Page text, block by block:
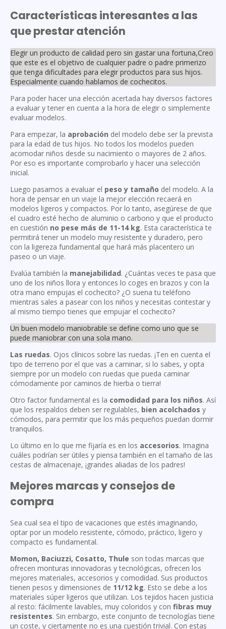
Características interesantes a las
que prestar atención
Elegir un producto de calidad pero sin gastar una fortuna,Creo
que este es el objetivo de cualquier padre o padre primerizo
que tenga dificultades para elegir productos para sus hijos.
Especialmente cuando hablamos de cochecitos.
Para poder hacer una elección acertada hay diversos factores
a evaluar y tener en cuenta a la hora de elegir o simplemente
evaluar modelos.
Para empezar, la aprobación del modelo debe ser la prevista
para la edad de tus hijos. No todos los modelos pueden
acomodar niños desde su nacimiento o mayores de 2 años.
Por eso es importante comprobarlo y hacer una selección
inicial.
Luego pasamos a evaluar el peso y tamaño del modelo. A la
hora de pensar en un viaje la mejor elección recaerá en
modelos ligeros y compactos. Por lo tanto, asegúrese de que
el cuadro esté hecho de aluminio o carbono y que el producto
en cuestión no pese más de 11-14 kg. Esta característica te
permitirá tener un modelo muy resistente y duradero, pero
con la ligereza fundamental que hará más placentero un
paseo o un viaje.
Evalúa también la manejabilidad. ¿Cuántas veces te pasa que
uno de los niños llora y entonces lo coges en brazos y con la
otra mano empujas el cochecito? ¿O suena tu teléfono
mientras sales a pasear con los niños y necesitas contestar y
al mismo tiempo tienes que empujar el cochecito?
Un buen modelo maniobrable se define como uno que se
puede maniobrar con una sola mano.
Las ruedas. Ojos clínicos sobre las ruedas. ¡Ten en cuenta el
tipo de terreno por el que vas a caminar, si lo sabes, y opta
siempre por un modelo con ruedas que pueda caminar
cómodamente por caminos de hierba o tierra!
Otro factor fundamental es la comodidad para los niños. Así
que los respaldos deben ser regulables, bien acolchados y
cómodos, para permitir que los más pequeños puedan dormir
tranquilos.
Lo último en lo que me fijaría es en los accesorios. Imagina
cuáles podrían ser útiles y piensa también en el tamaño de las
cestas de almacenaje, ¡grandes aliadas de los padres!
Mejores marcas y consejos de
compra
Sea cual sea el tipo de vacaciones que estés imaginando,
optar por un modelo resistente, cómodo, práctico, ligero y
compacto es fundamental.
Momon, Baciuzzi, Cosatto, Thule son todas marcas que
ofrecen monturas innovadoras y tecnológicas, ofrecen los
mejores materiales, accesorios y comodidad. Sus productos
tienen pesos y dimensiones de 11/12 kg. Esto se debe a los
materiales súper ligeros que utilizan. Los tejidos hacen justicia
al resto: fácilmente lavables, muy coloridos y con fibras muy
resistentes. Sin embargo, este conjunto de tecnologías tiene
un coste, y ciertamente no es una cuestión trivial. Con estas